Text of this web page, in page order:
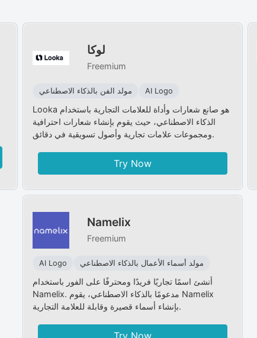
لوكا
Freemium
مولد الفن بالذكاء الاصطناعي AI Logo
Looka هو صانع شعارات وأداة للعلامات التجارية باستخدام
الذكاء الاصطناعي، حيث يقوم بإنشاء شعارات احترافية
ومجموعات علامات تجارية وأصول تسويقية في دقائق.
Try Now
Namelix
Freemium
AI Logo مولد أسماء الأعمال بالذكاء الاصطناعي
أنشئ اسمًا تجاريًا فريدًا ومحترفًا على الفور باستخدام
Namelix. مدعومًا بالذكاء الاصطناعي، يقوم Namelix
بإنشاء أسماء قصيرة وقابلة للعلامة التجارية.